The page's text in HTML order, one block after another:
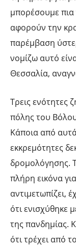
μπορέσουμε
αφορούν την
παρέμβαση
νομίζω αυτό
Θεσσαλία,
Τρεις ενότητες
πόλης του
Κάποια από
εκκρεμότητες
δρομολόγησης.
πλήρη εικόνα
αντιμετωπίζει,
ότι ενισχύθηκε
της πανδημίας.
ότι τρέχει από